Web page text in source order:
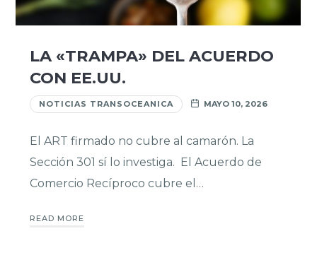
LA «TRAMPA» DEL ACUERDO
CON EE.UU.
NOTICIAS TRANSOCEANICA MAYO 10, 2026
El ART firmado no cubre al camarón. La
Sección 301 sí lo investiga. El Acuerdo de
Comercio Recíproco cubre el…
READ MORE